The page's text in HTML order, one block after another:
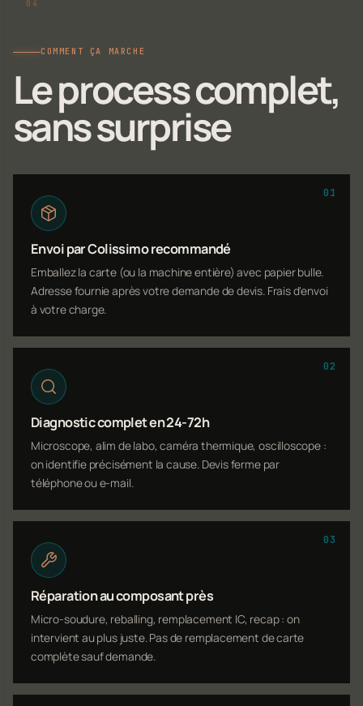
COMMENT ÇA MARCHE
Le process complet,
sans surprise
01
Envoi par Colissimo recommandé
Emballez la carte (ou la machine entière) avec papier bulle.
Adresse fournie après votre demande de devis. Frais d'envoi
à votre charge.
02
Diagnostic complet en 24-72h
Microscope, alim de labo, caméra thermique, oscilloscope :
on identifie précisément la cause. Devis ferme par
téléphone ou e-mail.
03
Réparation au composant près
Micro-soudure, reballing, remplacement IC, recap : on
intervient au plus juste. Pas de remplacement de carte
complète sauf demande.